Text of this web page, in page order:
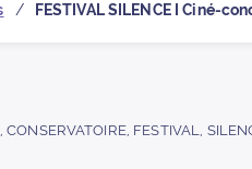
FESTIVAL SILENCE I Ciné-
,CONSERVATOIRE, FESTIVAL,